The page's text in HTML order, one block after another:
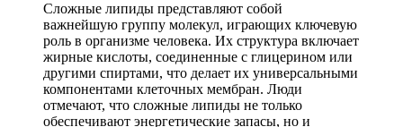
Сложные липиды представляют собой
важнейшую группу молекул, играющих ключевую
роль в организме человека. Их структура включает
жирные кислоты, соединенные с глицерином или
другими спиртами, что делает их универсальными
компонентами клеточных мембран. Люди
отмечают, что сложные липиды не только
обеспечивают энергетические запасы, но и